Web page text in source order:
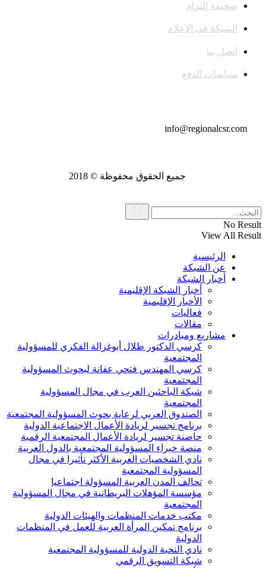
صحيفة إلتزام
الشبكة في الإعلام
اتصل بنا
سياسات الدفع
جميع الحقوق محفوظة © 2018
No Result
View All Result
الرئيسية
عن الشبكة
أخبار الشبكة
أخبار الشبكة الإقليمية
الأخبار الإقليمية
فعاليات
مقالات
مشاريع ومبادرات
كرسي الدكتور طلال أبوغزالة الفكري للمسؤولية
المجتمعية
كرسي المهندس فتحي عفانة لبحوث المسؤولية
المجتمعية
شبكة الباحثين العرب في مجال المسؤولية
المجتمعية
الصندوق العربي لرعاية بحوث المسؤولية المجتمعية
برنامج تجسير لريادة الأعمال الاجتماعية الدولية
حاضنة تجسير لريادة الأعمال المجتمعية الرقمية
منصة خبراء المسؤولية المجتمعية بالدول العربية
نادي الشخصيات العربية الأكثر تأثيرا في مجال
المسؤولية المجتمعية
تحالف المدن العربية المسؤولة اجتماعيا
مؤسسة المؤهلات البريطانية في مجال المسؤولية
المجتمعية
مكتب خدمات المنظمات والهيئات الدولية
برنامج تمكين المرأة العربية للعمل في المنظمات
الدولية
نادي النخبة الدولية للمسؤولية المجتمعية
شبكة التسويق الرقمي